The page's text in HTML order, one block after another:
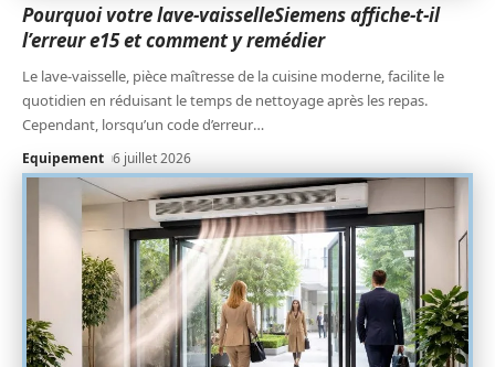
Pourquoi votre lave-vaisselleSiemens affiche-t-il
l’erreur e15 et comment y remédier
Le lave-vaisselle, pièce maîtresse de la cuisine moderne, facilite le
quotidien en réduisant le temps de nettoyage après les repas.
Cependant, lorsqu’un code d’erreur…
Equipement 6 juillet 2026